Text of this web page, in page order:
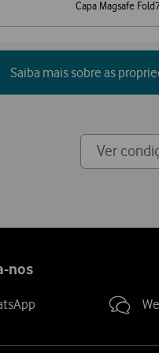
Capa Magsafe
Saiba mais sobre as
Ver
nos